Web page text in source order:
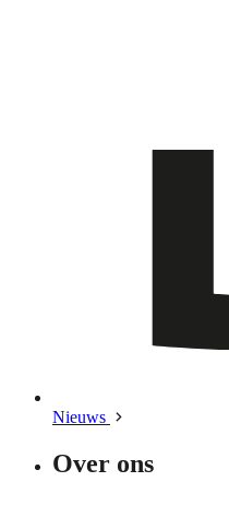
Nieuws
Over ons